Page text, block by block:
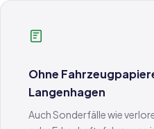
Ohne
Langenhagen
Auch Sonderfälle wie